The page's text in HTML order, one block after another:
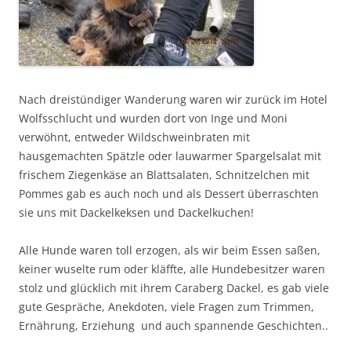
Nach dreistündiger Wanderung waren wir zurück im Hotel
Wolfsschlucht und wurden dort von Inge und Moni
verwöhnt, entweder Wildschweinbraten mit
hausgemachten Spätzle oder lauwarmer Spargelsalat mit
frischem Ziegenkäse an Blattsalaten, Schnitzelchen mit
Pommes gab es auch noch und als Dessert überraschten
sie uns mit Dackelkeksen und Dackelkuchen!
Alle Hunde waren toll erzogen, als wir beim Essen saßen,
keiner wuselte rum oder kläffte, alle Hundebesitzer waren
stolz und glücklich mit ihrem Caraberg Dackel, es gab viele
gute Gespräche, Anekdoten, viele Fragen zum Trimmen,
Ernährung, Erziehung und auch spannende Geschichten..